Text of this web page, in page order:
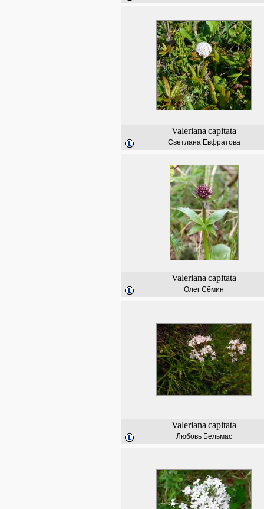
Valeriana capitata
Светлана Евфратова
Valeriana capitata
Олег Сёмин
Valeriana capitata
Любовь Бельмас